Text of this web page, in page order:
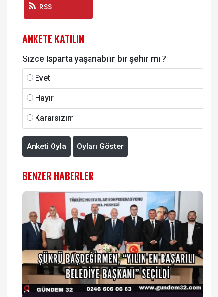
RSS
ANKETE KATILIN
Sizce Isparta yaşanabilir bir şehir mi ?
Evet
Hayır
Kararsızım
Anketi Oyla Oyları Göster
BENZER HABERLER